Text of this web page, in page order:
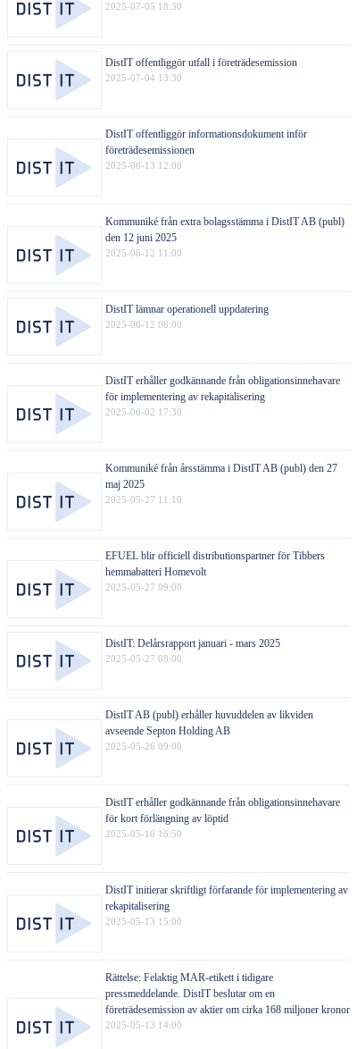
2025-07-05 18:30
2025-07-04 13:30
DistIT offentliggör utfall i företrädesemission
2025-06-13 12:00
DistIT offentliggör informationsdokument inför
företrädesemissionen
2025-06-12 11:00
Kommuniké från extra bolagsstämma i DistIT AB (publ)
den 12 juni 2025
2025-06-12 08:00
DistIT lämnar operationell uppdatering
2025-06-02 17:30
DistIT erhåller godkännande från obligationsinnehavare
för implementering av rekapitalisering
2025-05-27 11:10
Kommuniké från årsstämma i DistIT AB (publ) den 27
maj 2025
2025-05-27 09:00
EFUEL blir officiell distributionspartner för Tibbers
hemmabatteri Homevolt
2025-05-27 08:00
DistIT: Delårsrapport januari - mars 2025
2025-05-26 09:00
DistIT AB (publ) erhåller huvuddelen av likviden
avseende Septon Holding AB
2025-05-16 16:50
DistIT erhåller godkännande från obligationsinnehavare
för kort förlängning av löptid
2025-05-13 15:00
DistIT initierar skriftligt förfarande för implementering av
rekapitalisering
2025-05-13 14:00
Rättelse: Felaktig MAR-etikett i tidigare
pressmeddelande. DistIT beslutar om en
företrädesemission av aktier om cirka 168 miljoner kronor